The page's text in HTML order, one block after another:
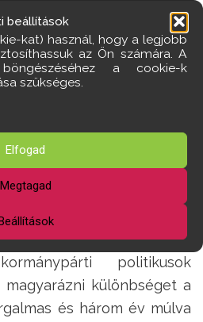
beállítások
kat) használ, hogy a legjobb
az Ön számára. A
a cookie-k
szükséges.
Elfogad
Megtagad
Ingatlanfejlesztő
Alap, amely az
régóta elismert, jó
egyik vállalata. A
amit a fejlesztő a zárt
, ezt viszont nem
ha másoknak is részük
hogy az enyhén
emlékeztetés
politikusok
különbséget a
és három év múlva